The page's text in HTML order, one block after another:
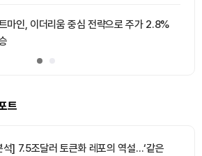
마인, 이더리움 중심 전략으로 주가 2.8%
트
석] 7.5조달러 토큰화 레포의 역설…‘같은